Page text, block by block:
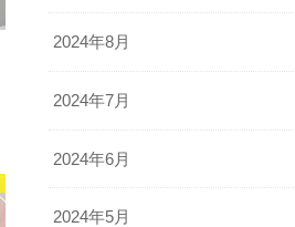
2024年8月
2024年7月
2024年6月
2024年5月